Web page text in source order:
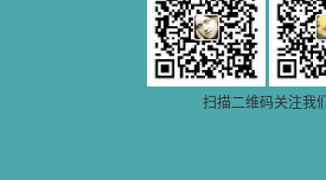
扫描二维码关注我们